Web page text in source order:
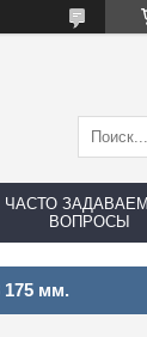
ЧАСТО
ВОПРОСЫ
175 мм.